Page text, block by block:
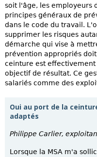
soit l'âge, les employeurs
principes généraux de
dans le code du travail.
supprimer les risques
démarche qui vise à
prévention appropriés
ceinture est
objectif de résultat. Ce
salariés comme des
Oui au port de la
adaptés
Philippe Carlier,
Lorsque la MSA m'a